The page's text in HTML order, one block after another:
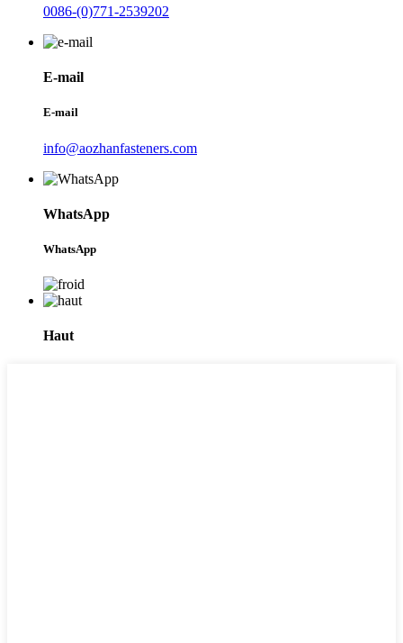
0086-(0)771-2539202
E-mail
E-mail
info@aozhanfasteners.com
WhatsApp
WhatsApp
Haut